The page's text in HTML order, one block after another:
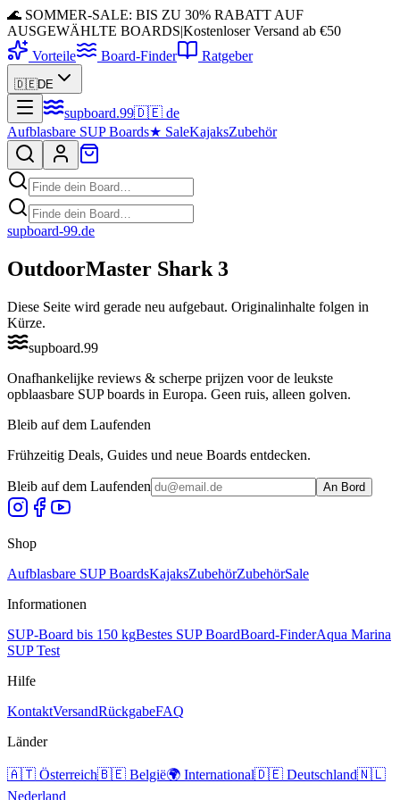
🌊 SOMMER-SALE: BIS ZU 30% RABATT AUF
AUSGEWÄHLTE BOARDS|Kostenloser Versand ab €50
Vorteile
Board-Finder Ratgeber
🇩🇪DE
supboard.99🇩🇪 de
Aufblasbare SUP Boards★ SaleKajaksZubehör
supboard-99.de
OutdoorMaster Shark 3
Diese Seite wird gerade neu aufgebaut. Originalinhalte folgen in
Kürze.
supboard.99
Onafhankelijke reviews & scherpe prijzen voor de leukste
opblaasbare SUP boards in Europa. Geen ruis, alleen golven.
Bleib auf dem Laufenden
Frühzeitig Deals, Guides und neue Boards entdecken.
Bleib auf dem Laufenden An Bord
Shop
Aufblasbare SUP BoardsKajaksZubehörZubehörSale
Informationen
SUP-Board bis 150 kgBestes SUP BoardBoard-FinderAqua Marina
SUP Test
Hilfe
KontaktVersandRückgabeFAQ
Länder
🇦🇹 Österreich🇧🇪 België🌍 International🇩🇪 Deutschland🇳🇱
Nederland